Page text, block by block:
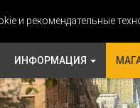
и рекомендательные
ИНФОРМАЦИЯ